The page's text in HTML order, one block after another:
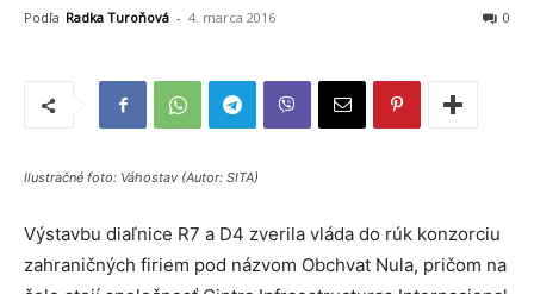
Podľa Radka Turoňová - 4. marca 2016 0
Ilustračné foto: Váhostav (Autor: SITA)
Výstavbu diaľnice R7 a D4 zverila vláda do rúk konzorciu
zahraničných firiem pod názvom Obchvat Nula, pričom na